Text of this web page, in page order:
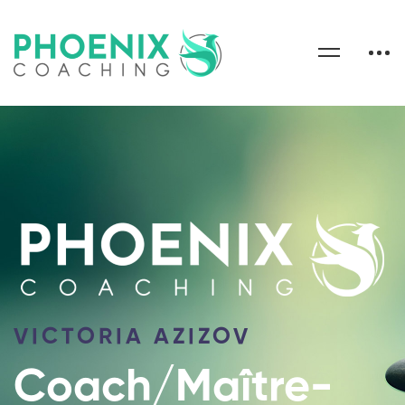
VICTORIA AZIZOV
Coach/Maître-